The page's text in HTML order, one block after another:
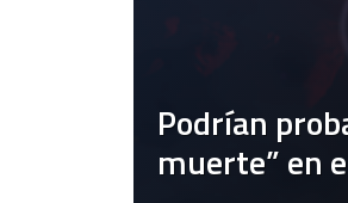
Podrían
muerte” en